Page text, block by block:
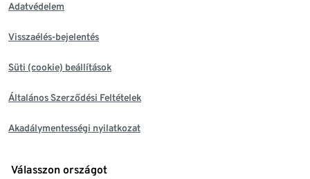
Adatvédelem
Visszaélés-bejelentés
Süti (cookie) beállítások
Általános Szerződési Feltételek
Akadálymentességi nyilatkozat
Válasszon országot